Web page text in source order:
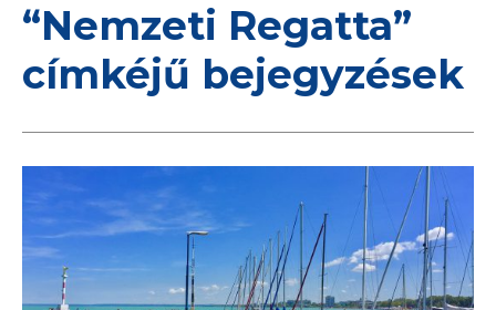
“Nemzeti Regatta”
címkéjű bejegyzések